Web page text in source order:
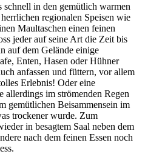
schnell in den gemütlich warmen
regionalen Speisen wie
Maultaschen einen feinen
jeder auf seine Art die Zeit bis
auf dem Gelände einige
Enten, Hasen oder Hühner
anfassen und füttern, vor allem
Erlebnis! Oder eine
allerdings im strömenden Regen
gemütlichen Beisammensein im
trockener wurde. Zum
in besagtem Saal neben dem
nach dem feinen Essen noch